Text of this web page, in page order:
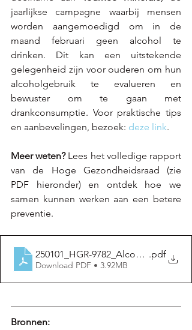
jaarlijkse campagne waarbij mensen
worden aangemoedigd om in de
maand februari geen alcohol te
drinken. Dit kan een uitstekende
gelegenheid zijn voor ouderen om hun
alcoholgebruik te evalueren en
bewuster om te gaan met
drankconsumptie. Voor praktische tips
en aanbevelingen, bezoek: deze link.
Meer weten? Lees het volledige rapport
van de Hoge Gezondheidsraad (zie
PDF hieronder) en ontdek hoe we
samen kunnen werken aan een betere
preventie.
250101_HGR-9782_Alcohol.pdf
Download PDF • 3.92MB
Bronnen: